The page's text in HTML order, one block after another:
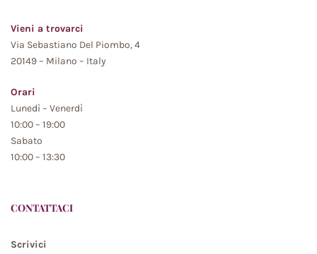
Vieni a trovarci
Via Sebastiano Del Piombo, 4
20149 – Milano – Italy
Orari
Lunedì – Venerdì
10:00 – 19:00
Sabato
10:00 – 13:30
CONTATTACI
Scrivici